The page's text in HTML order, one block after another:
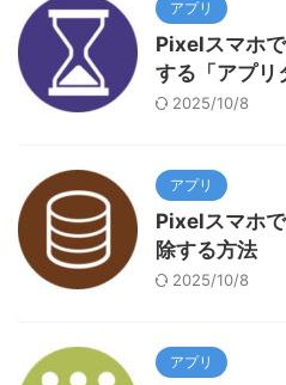
アプリ
Pixelスマホ
する「アプリ
2025/10/8
アプリ
Pixelスマホ
除する方法
2025/10/8
アプリ